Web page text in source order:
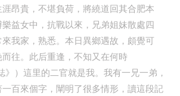
昂貴，不堪負荷，將繞道回其合肥本
益女中，抗戰以來，兄弟姐妹散處四
我家，熟悉。本日異鄉遇故，頗覺可
往。此后重逢，不知又在何時
》）這里的二官就是我。我有一兄一弟，
百來個字，闡明了很多情形，讀這段記